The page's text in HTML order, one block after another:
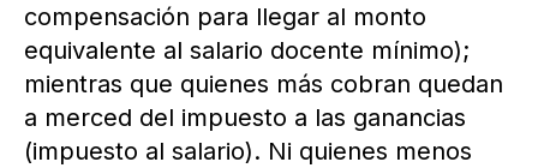
compensación para llegar al monto
equivalente al salario docente mínimo);
mientras que quienes más cobran quedan
a merced del impuesto a las ganancias
(impuesto al salario). Ni quienes menos